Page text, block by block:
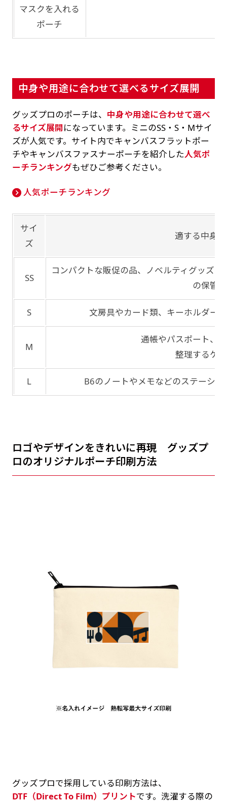
マスクを入れる
ポーチ
中身や用途に合わせて選べるサイズ展開
グッズプロのポーチは、 中身や用途に合わせて選べ
るサイズ展開になっています。ミニのSS・S・Mサイ
ズが人気です。サイト内でキャンバスフラットポー
チやキャンバスファスナーポーチを紹介した人気ポ
ーチランキングもぜひご参考ください。
人気ポーチランキング
サイ
ズ
適する中身
SS
コンパクトな販促の品、ノベルティグッズ
の保管に
S 文房具やカード類、キーホルダー
M
通帳やパスポート、
整理するケ
L B6のノートやメモなどのステーシ
ロゴやデザインをきれいに再現 グッズプ
ロのオリジナルポーチ印刷方法
グッズプロで採用している印刷方法は、
DTF（Direct To Film）プリントです。洗濯する際の